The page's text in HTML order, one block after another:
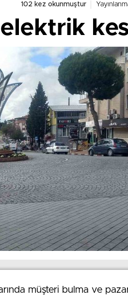
müşteri bulma ve
102 kez okunmuştur
elektrik
müşteri bulma ve